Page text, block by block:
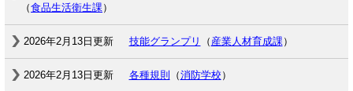
（食品生活衛生課）
2026年2月13日更新 技能グランプリ （ 産業人材育成課）
2026年2月13日更新 各種規則 （消防学校 ）